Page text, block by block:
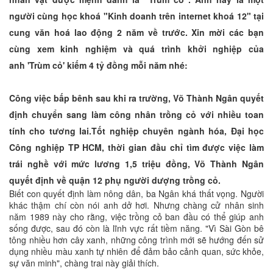
người cùng học khoá "Kinh doanh trên internet khoá 12" tại
cung văn hoá lao động 2 năm về trước. Xin mời các bạn
cùng xem kinh nghiệm và quá trình khởi nghiệp của
anh 'Trùm cỏ' kiếm 4 tỷ đồng mỗi năm nhé:
Công việc bấp bênh sau khi ra trường, Võ Thành Ngân quyết
định chuyển sang làm công nhân trồng cỏ với nhiều toan
tính cho tương lai.Tốt nghiệp chuyên ngành hóa, Đại học
Công nghiệp TP HCM, thời gian đầu chỉ tìm được việc làm
trái nghề với mức lương 1,5 triệu đồng, Võ Thành Ngân
quyết định về quận 12 phụ người dượng trồng cỏ.
Biết con quyết định làm nông dân, ba Ngân khá thất vọng. Người
khác thậm chí còn nói anh dở hơi. Nhưng chàng cử nhân sinh
năm 1989 này cho rằng, việc trồng cỏ ban đầu có thể giúp anh
sống được, sau đó còn là lĩnh vực rất tiềm năng. "Vì Sài Gòn bê
tông nhiều hơn cây xanh, những công trình mới sẽ hướng đến sử
dụng nhiều màu xanh tự nhiên để đảm bảo cảnh quan, sức khỏe,
sự văn minh", chàng trai này giải thích.